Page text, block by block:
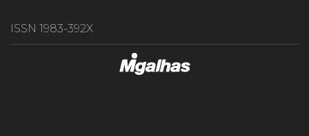
ISSN 1983-392X